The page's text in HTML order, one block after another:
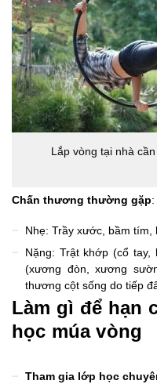
Lắp vòng tại nhà
Chấn thương thường gặp:
Nhẹ: Trầy xước, bầm tím,
Nặng: Trật khớp (cổ tay,
(xương đòn, xương
thương cột sống do tiếp
Làm gì để hạn
học múa vòng
Tham gia lớp học